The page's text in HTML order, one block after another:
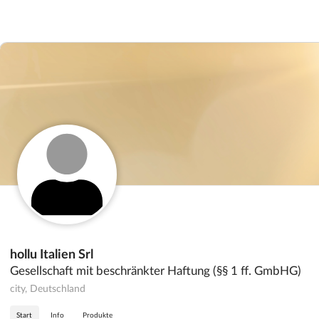
hollu Italien Srl
Gesellschaft mit beschränkter Haftung (§§ 1 ff. GmbHG)
city, Deutschland
Start Info Produkte